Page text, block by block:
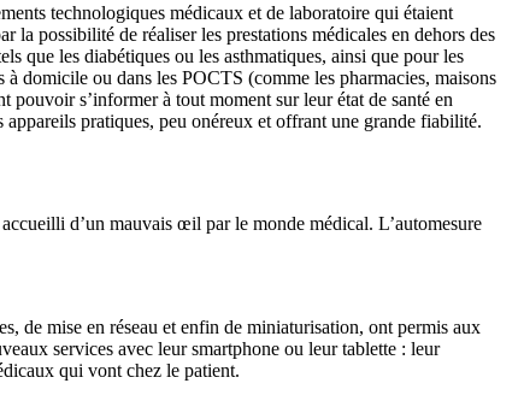
technologiques médicaux et de laboratoire qui étaient
la possibilité de réaliser les prestations médicales en dehors des
que les diabétiques ou les asthmatiques, ainsi que pour les
domicile ou dans les POCTS (comme les pharmacies, maisons
pouvoir s’informer à tout moment sur leur état de santé en
pratiques, peu onéreux et offrant une grande fiabilité.
d’un mauvais œil par le monde médical. L’automesure
de mise en réseau et enfin de miniaturisation, ont permis aux
services avec leur smartphone ou leur tablette : leur
qui vont chez le patient.